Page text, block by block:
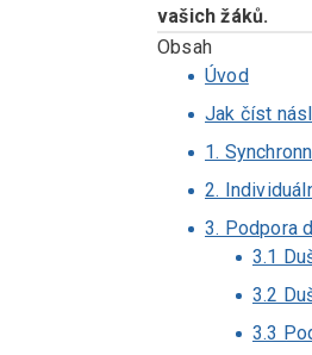
vašich žáků.
Obsah
Úvod
Jak číst
1.
2.
3. Podpora
3.1
3.2
3.3